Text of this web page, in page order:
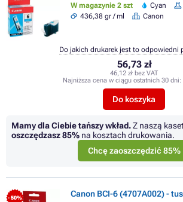
W magazynie 2 szt Cyan
436,38 gr / ml
Canon
56,73 zł
46,12 zł bez VAT
Najniższa cena w ciągu ostatnich 30 dni:
Do koszyka
Do jakich drukarek jest to odpowiedni
Mamy dla Ciebie tańszy wkład.Z naszą
oszczędzasz85% na kosztach drukowania.
Chcę zaoszczędzić 85%
- 50% Canon BCI-6 (4707A002) -